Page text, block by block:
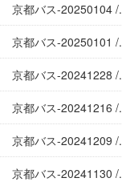
京都バス-20250104 /
京都バス-20250101 /
京都バス-20241228 /
京都バス-20241216 /
京都バス-20241209 /
京都バス-20241130 /